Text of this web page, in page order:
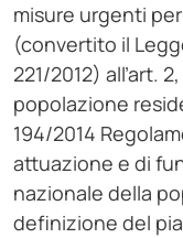
misure urgenti
(convertito il
221/2012) all’art.
popolazione
194/2014
attuazione e di
nazionale della
definizione del